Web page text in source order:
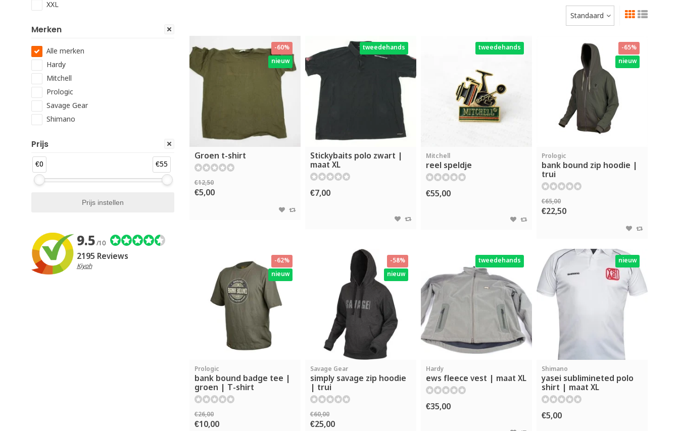
XXL
Merken
Alle merken
Hardy
Mitchell
Prologic
Savage Gear
Shimano
Prijs
€0 €55
9.5/10
2195 Reviews
Kiyoh
Standaard
-60%
nieuw
Groen t-shirt
€12,50
€5,00
tweedehands
Stickybaits polo zwart |
maat XL
€7,00
tweedehands
Mitchell
reel speldje
€55,00
-65%
nieuw
Prologic
bank bound zip hoodie |
trui
€65,00
€22,50
-62%
nieuw
Prologic
bank bound badge tee |
groen | T-shirt
€26,00
€10,00
-58%
nieuw
Savage Gear
simply savage zip hoodie
| trui
€60,00
€25,00
tweedehands
Hardy
ews fleece vest | maat XL
€35,00
nieuw
Shimano
yasei sublimineted polo
shirt | maat XL
€5,00